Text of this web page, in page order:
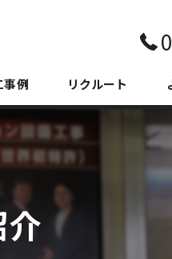
事例 リクルート